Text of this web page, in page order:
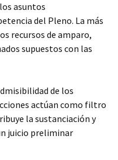
asuntos
del Pleno. La más
recursos de amparo,
supuestos con las
de los
actúan como filtro
la sustanciación y
juicio preliminar